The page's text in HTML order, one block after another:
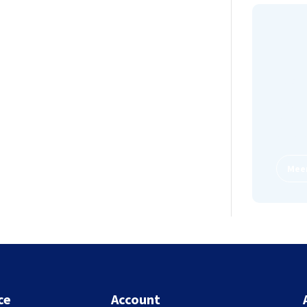
Account